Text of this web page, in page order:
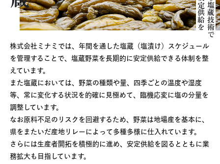
株式会社ミナミでは、年間を通した塩蔵（塩漬け）スケジュール
を管理することで、塩蔵野菜を長期的に安定供給できる体制を整
えています。
また塩蔵においては、野菜の種類や量、四季ごとの温度や湿度
等、常に変化する状況を的確に見極めて、臨機応変に塩の分量を
調整しています。
なお原料不足のリスクを回避するため、野菜は地場産を基本に、
県をまたいだ産地リレーによって多種多様に仕入れています。
さらには生産者開拓を積極的に進め、安定供給を図るとともに業
務拡大も目指しています。